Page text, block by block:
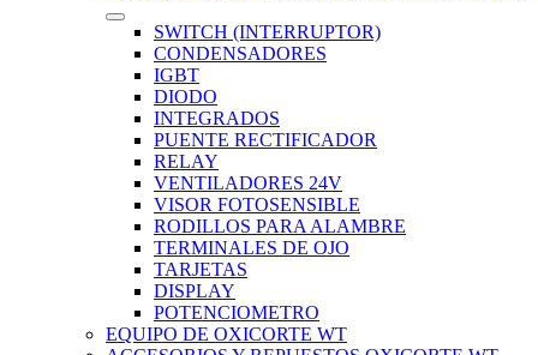
SWITCH (INTERRUPTOR)
CONDENSADORES
IGBT
DIODO
INTEGRADOS
PUENTE RECTIFICADOR
RELAY
VENTILADORES 24V
VISOR FOTOSENSIBLE
RODILLOS PARA ALAMBRE
TERMINALES DE OJO
TARJETAS
DISPLAY
POTENCIOMETRO
EQUIPO DE OXICORTE WT